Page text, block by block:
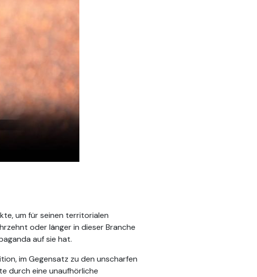
um für seinen territorialen
oder länger in dieser Branche
auf sie hat.
im Gegensatz zu den unscharfen
durch eine unaufhörliche